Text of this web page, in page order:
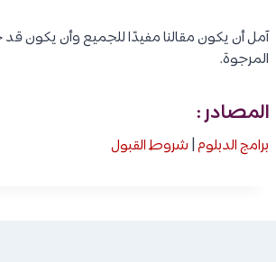
آمل أن يكون مقالنا مفيدًا للجميع وأن يكون
المرجوة.
المصادر :
برامج الدبلوم| شروط القبول